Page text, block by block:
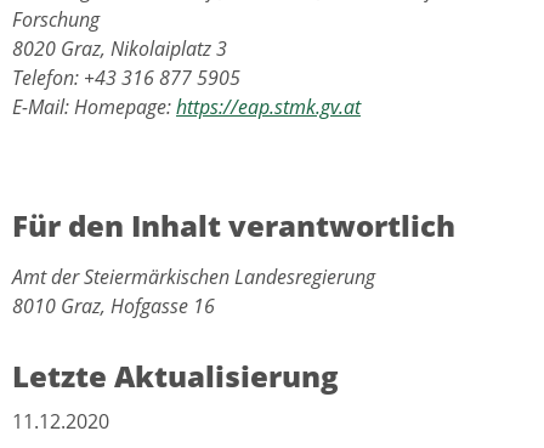
Forschung
8020 Graz, Nikolaiplatz 3
Telefon: +43 316 877 5905
E-Mail: Homepage:https://eap.stmk.gv.at
Für den Inhalt verantwortlich
Amt der Steiermärkischen Landesregierung
8010 Graz, Hofgasse 16
Letzte Aktualisierung
11.12.2020